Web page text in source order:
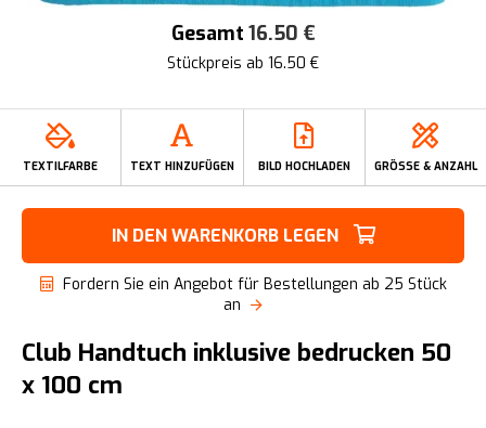
Gesamt 16.50 €
Stückpreis ab 16.50 €
TEXTILFARBE TEXT HINZUFÜGEN BILD HOCHLADEN GRÖSSE & ANZAHL
IN DEN WARENKORB LEGEN
Fordern Sie ein Angebot für Bestellungen ab 25 Stück
an
Club Handtuch inklusive bedrucken 50
x 100 cm